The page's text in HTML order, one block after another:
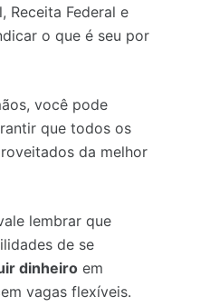
Receita Federal e
o que é seu por
você pode
que todos os
da melhor
lembrar que
de se
dinheiro em
vagas flexíveis.